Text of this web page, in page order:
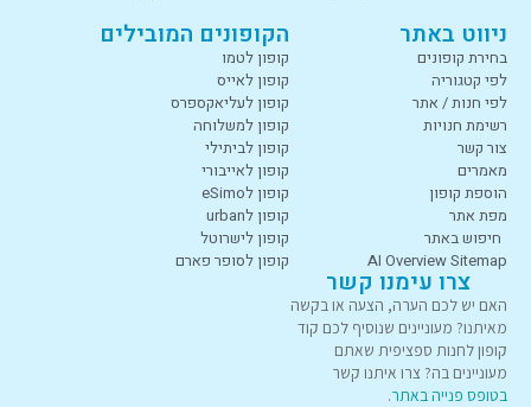
ניווט באתר
בחירת קופונים
לפי קטגוריה
לפי חנות / אתר
רשימת חנויות
צור קשר
מאמרים
הוספת קופון
מפת אתר
חיפוש באתר
AI Overview Sitemap
הקופונים המובילים
קופון לטמו
קופון לאייס
קופון לעליאקספרס
קופון למשלוחה
קופון לביתילי
קופון לאייבורי
קופון לeSimo
קופון לurban
קופון לישרוטל
קופון לסופר פארם
צרו עימנו קשר
האם יש לכם הערה, הצעה או בקשה
מאיתנו? מעוניינים שנוסיף לכם קוד
קופון לחנות ספציפית שאתם
מעוניינים בה? צרו איתנו קשר
בטופס פנייה באתר.